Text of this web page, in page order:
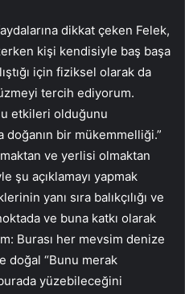
dikkat çeken Felek,
kişi kendisiyle baş başa
için fiziksel olarak da
tercih ediyorum.
etkileri olduğunu
bir mükemmelliği.”
ve yerlisi olmaktan
şu açıklamayı yapmak
yanı sıra balıkçılığı ve
ve buna katkı olarak
Burası her mevsim denize
doğal “Bunu merak
yüzebileceğini